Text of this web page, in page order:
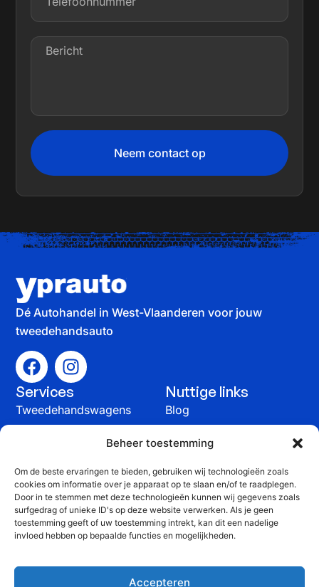
Beheer toestemming
Om de beste ervaringen te bieden, gebruiken wij technologieën zoals
cookies om informatie over je apparaat op te slaan en/of te raadplegen.
Door in te stemmen met deze technologieën kunnen wij gegevens zoals
surfgedrag of unieke ID's op deze website verwerken. Als je geen
toestemming geeft of uw toestemming intrekt, kan dit een nadelige
invloed hebben op bepaalde functies en mogelijkheden.
Accepteren
Neem contact op
Dé Autohandel in West-Vlaanderen voor jouw
tweedehandsauto
Services
Tweedehandswagens
Onderhoud &
herstelling
Nuttige links
Blog
Contact
Contact
+32 51 815 816
info@yprauto.be